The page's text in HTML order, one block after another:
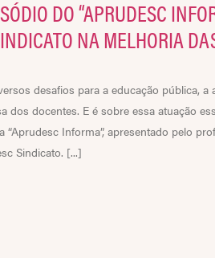
DO “APRUDESC
NA MELHORIA
desafios para a educação pública, a
dos docentes. E é sobre essa atuação
Informa”, apresentado pelo
Sindicato. [...]